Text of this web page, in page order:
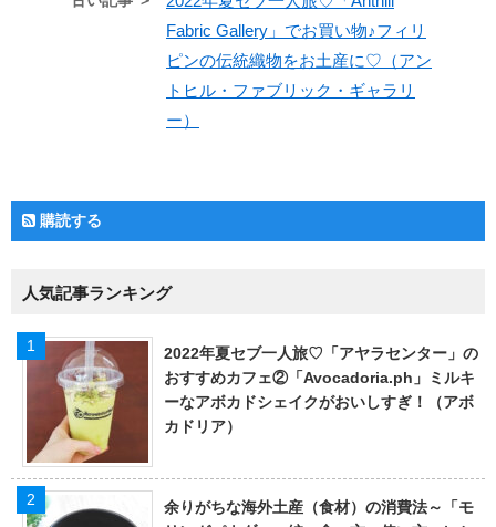
Fabric Gallery」でお買い物♪フィリ
ピンの伝統織物をお土産に♡（アン
トヒル・ファブリック・ギャラリ
ー）
購読する
人気記事ランキング
2022年夏セブ一人旅♡「アヤラセンター」の
おすすめカフェ②「Avocadoria.ph」ミルキ
ーなアボカドシェイクがおいしすぎ！（アボ
カドリア）
余りがちな海外土産（食材）の消費法～「モ